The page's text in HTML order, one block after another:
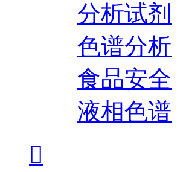
分析试剂
色谱分析
食品安全
液相色谱
